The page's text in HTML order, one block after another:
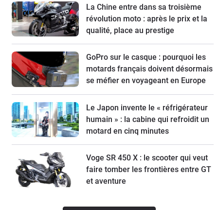
La Chine entre dans sa troisième
révolution moto : après le prix et la
qualité, place au prestige
GoPro sur le casque : pourquoi les
motards français doivent désormais
se méfier en voyageant en Europe
Le Japon invente le « réfrigérateur
humain » : la cabine qui refroidit un
motard en cinq minutes
Voge SR 450 X : le scooter qui veut
faire tomber les frontières entre GT
et aventure